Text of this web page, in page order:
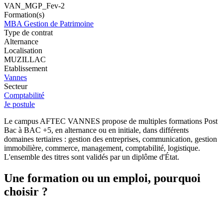
VAN_MGP_Fev-2
Formation(s)
MBA Gestion de Patrimoine
Type de contrat
Alternance
Localisation
MUZILLAC
Etablissement
Vannes
Secteur
Comptabilité
Je postule
Le campus AFTEC VANNES propose de multiples formations Post
Bac à BAC +5, en alternance ou en initiale, dans différents
domaines tertiaires : gestion des entreprises, communication, gestion
immobilière, commerce, management, comptabilité, logistique.
L'ensemble des titres sont validés par un diplôme d'État.
Une formation ou un emploi, pourquoi
choisir ?